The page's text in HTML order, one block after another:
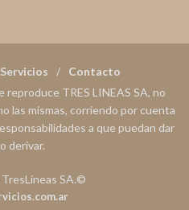
Servicios
Contacto
TRES LINEAS SA, no
las mismas, corriendo por cuenta
a que puedan dar
derivar.
SA.©